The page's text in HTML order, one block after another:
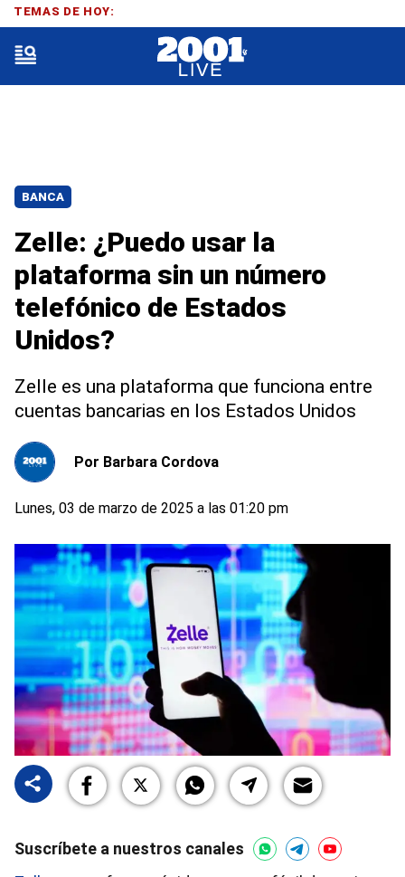
BANCA
Zelle: ¿Puedo usar la
plataforma sin un número
telefónico de Estados
Unidos?
Zelle es una plataforma que funciona entre
cuentas bancarias en los Estados Unidos
Por Barbara Cordova
Lunes, 03 de marzo de 2025 a las 01:20 pm
Suscríbete a nuestros canales
TEMAS DE HOY: